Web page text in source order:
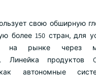
свою обширную
более 150 стран, для
на рынке через
Линейка продуктов
автономные